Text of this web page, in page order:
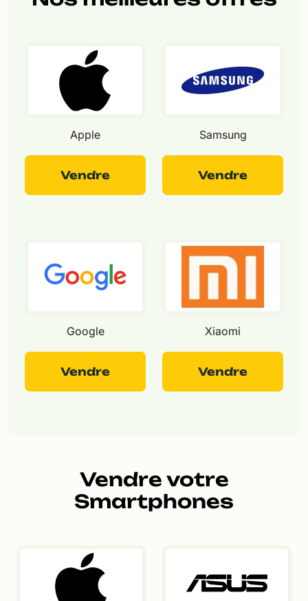
Apple
Vendre
Samsung
Vendre
Google
Vendre
Xiaomi
Vendre
Vendre votre
Smartphones